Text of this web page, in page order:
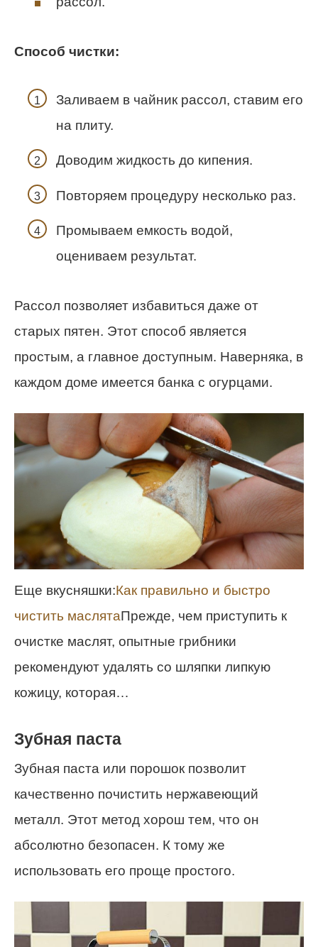
Способ чистки:
Заливаем в чайник рассол, ставим его
на плиту.
Доводим жидкость до кипения.
Повторяем процедуру несколько раз.
Промываем емкость водой,
оцениваем результат.
Рассол позволяет избавиться даже от
старых пятен. Этот способ является
простым, а главное доступным. Наверняка, в
каждом доме имеется банка с огурцами.
Еще вкусняшки:Как правильно и быстро
чистить маслятаПрежде, чем приступить к
очистке маслят, опытные грибники
рекомендуют удалять со шляпки липкую
кожицу, которая…
Зубная паста
Зубная паста или порошок позволит
качественно почистить нержавеющий
металл. Этот метод хорош тем, что он
абсолютно безопасен. К тому же
использовать его проще простого.